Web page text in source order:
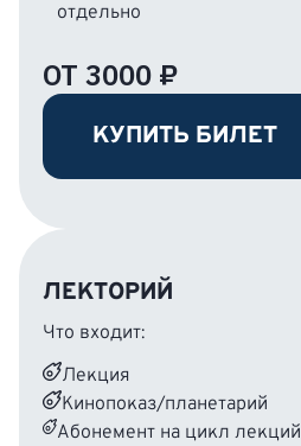
отдельно
ОТ 3000 ₽
КУПИТЬ БИЛЕТ
ЛЕКТОРИЙ
Что входит:
Лекция
Кинопоказ/планетарий
Абонемент на цикл лекций